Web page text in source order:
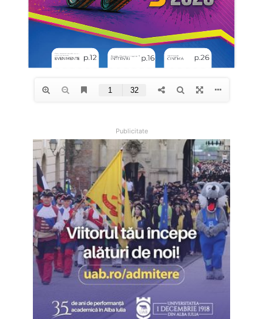
Publicitate